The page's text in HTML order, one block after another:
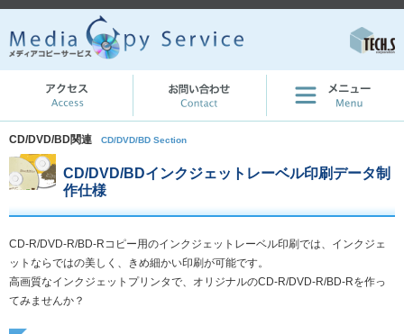
CD/DVD/BD関連 CD/DVD/BD Section
CD/DVD/BDインクジェットレーベル印刷データ制
作仕様
CD-R/DVD-R/BD-Rコピー用のインクジェットレーベル印刷では、インクジェ
ットならではの美しく、きめ細かい印刷が可能です。
高画質なインクジェットプリンタで、オリジナルのCD-R/DVD-R/BD-Rを作っ
てみませんか？